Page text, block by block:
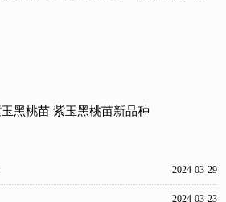
黑桃苗 紫玉黑桃苗新品种
2024-03-29
2024-03-23